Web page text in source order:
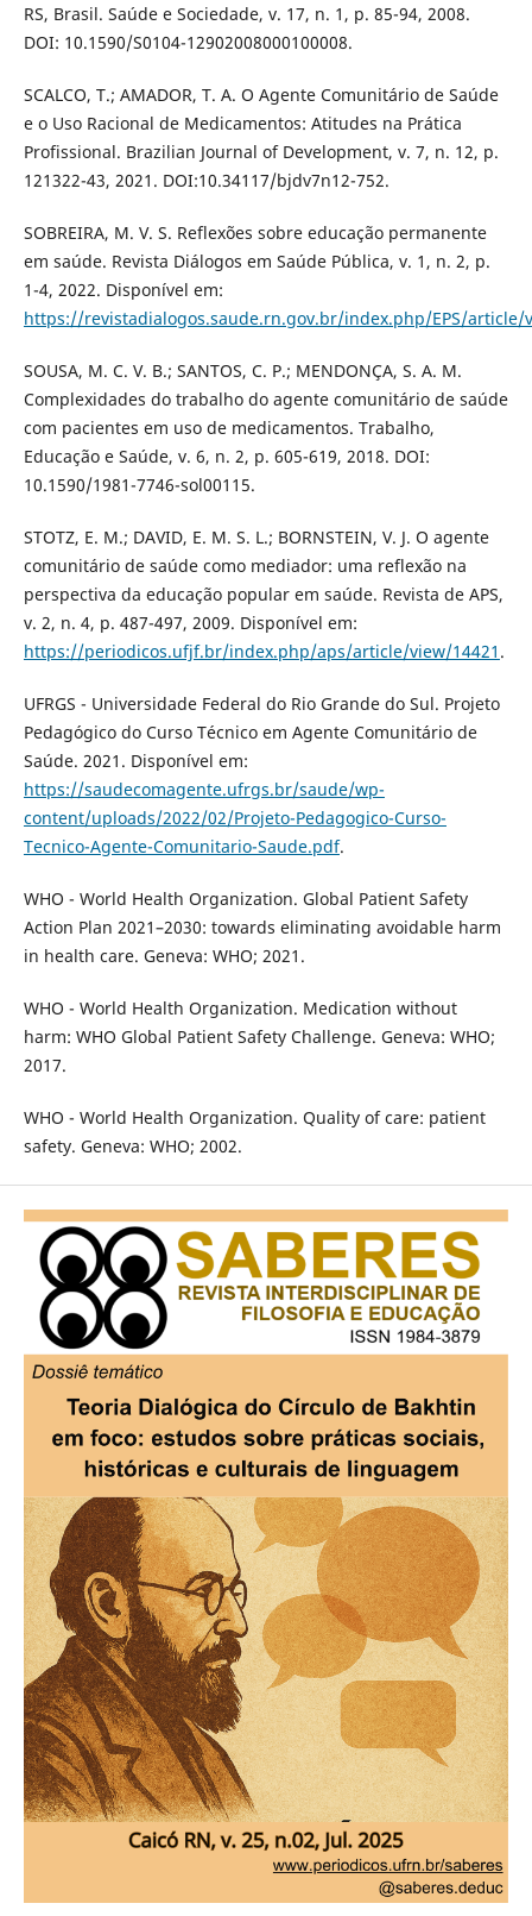
RS, Brasil. Saúde e Sociedade, v. 17, n. 1, p. 85-94, 2008.
DOI: 10.1590/S0104-12902008000100008.
SCALCO, T.; AMADOR, T. A. O Agente Comunitário de Saúde
e o Uso Racional de Medicamentos: Atitudes na Prática
Profissional. Brazilian Journal of Development, v. 7, n. 12, p.
121322-43, 2021. DOI:10.34117/bjdv7n12-752.
SOBREIRA, M. V. S. Reflexões sobre educação permanente
em saúde. Revista Diálogos em Saúde Pública, v. 1, n. 2, p.
1-4, 2022. Disponível em:
https://revistadialogos.saude.rn.gov.br/index.php/EPS/article/
SOUSA, M. C. V. B.; SANTOS, C. P.; MENDONÇA, S. A. M.
Complexidades do trabalho do agente comunitário de saúde
com pacientes em uso de medicamentos. Trabalho,
Educação e Saúde, v. 6, n. 2, p. 605-619, 2018. DOI:
10.1590/1981-7746-sol00115.
STOTZ, E. M.; DAVID, E. M. S. L.; BORNSTEIN, V. J. O agente
comunitário de saúde como mediador: uma reflexão na
perspectiva da educação popular em saúde. Revista de APS,
v. 2, n. 4, p. 487-497, 2009. Disponível em:
https://periodicos.ufjf.br/index.php/aps/article/view/14421 .
UFRGS - Universidade Federal do Rio Grande do Sul. Projeto
Pedagógico do Curso Técnico em Agente Comunitário de
Saúde. 2021. Disponível em:
https://saudecomagente.ufrgs.br/saude/wp-
content/uploads/2022/02/Projeto-Pedagogico-Curso-
Tecnico-Agente-Comunitario-Saude.pdf.
WHO - World Health Organization. Global Patient Safety
Action Plan 2021–2030: towards eliminating avoidable harm
in health care. Geneva: WHO; 2021.
WHO - World Health Organization. Medication without
harm: WHO Global Patient Safety Challenge. Geneva: WHO;
2017.
WHO - World Health Organization. Quality of care: patient
safety. Geneva: WHO; 2002.